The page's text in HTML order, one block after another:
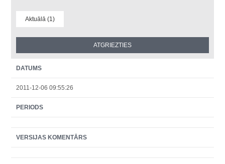
Aktuālā (1)
DATUMS
2011-12-06 09:55:26
PERIODS
VERSIJAS KOMENTĀRS